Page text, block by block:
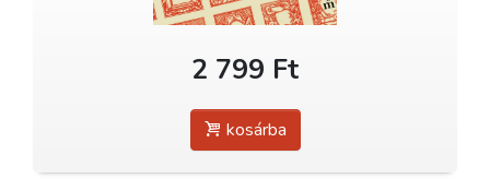
2 799 Ft
kosárba